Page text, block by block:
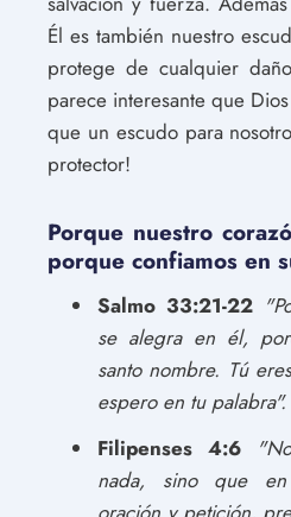
Él es también nuestro
protege de cualquier
parece interesante que
que un escudo para
protector!
Porque nuestro
porque confiamos en
Salmo 33:21-22
se alegra en él,
santo nombre. Tú
espero en tu palabra".
Filipenses 4:6
nada, sino que